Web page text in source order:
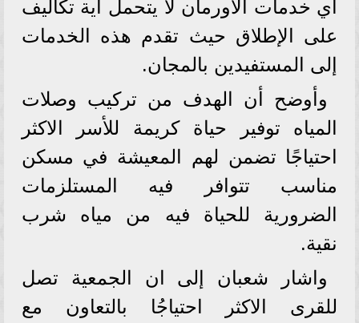
أي خدمات الأورمان لا يتحمل أية تكاليف
على الإطلاق حيث تقدم هذه الخدمات
إلى المستفيدين بالمجان.
وأوضح أن الهدف من تركيب وصلات
المياه توفير حياة كريمة للأسر الاكثر
احتياجًا تضمن لهم المعيشة في مسكن
مناسب تتوافر فيه المستلزمات
الضرورية للحياة فيه من مياه شرب
نقية.
واشار شعبان إلى ان الجمعية تصل
للقرى الاكثر احتياجُا بالتعاون مع